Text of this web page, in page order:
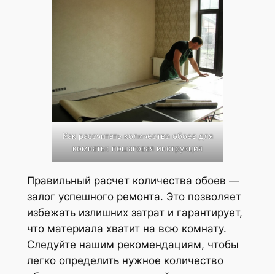
Как рассчитать количество обоев для
комнаты: пошаговая инструкция
Правильный расчет количества обоев —
залог успешного ремонта. Это позволяет
избежать излишних затрат и гарантирует,
что материала хватит на всю комнату.
Следуйте нашим рекомендациям, чтобы
легко определить нужное количество